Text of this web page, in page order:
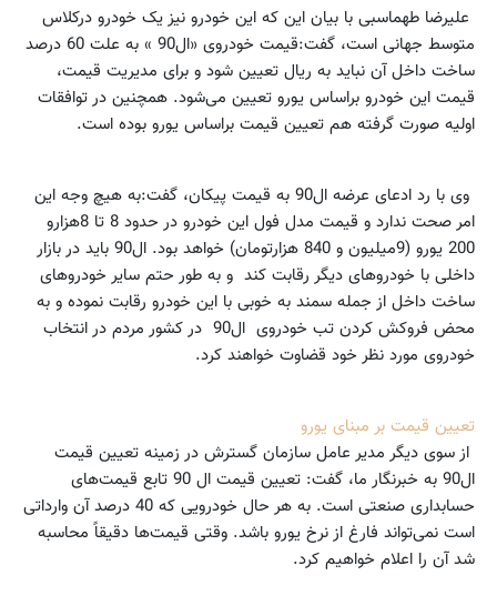
علیرضا طهماسبی با بیان این که این خودرو نیز یک خودرو درکلاس
متوسط جهانی است، گفت:قیمت خودروی «ال90 » به علت 60 درصد
ساخت داخل آن نباید به ریال تعیین شود و برای مدیریت قیمت،
قیمت این خودرو براساس یورو تعیین می‌شود. همچنین در توافقات
اولیه صورت گرفته هم تعیین قیمت براساس یورو بوده است.
وی با رد ادعای عرضه ال90 به قیمت پیکان، گفت:به هیچ وجه این
امر صحت ندارد و قیمت مدل فول این خودرو در حدود 8 تا 8هزارو
200 یورو (9میلیون و 840 هزارتومان) خواهد بود. ال90 باید در بازار
داخلی با خودروهای دیگر رقابت کند و به طور حتم سایر خودروهای
ساخت داخل از جمله سمند به خوبی با این خودرو رقابت نموده و به
محض فروکش کردن تب خودروی ال90 در کشور مردم در انتخاب
خودروی مورد نظر خود قضاوت خواهند کرد.
تعیین قیمت بر مبنای یورو
از سوی دیگر مدیر عامل سازمان گسترش در زمینه تعیین قیمت
ال90 به خبرنگار ما، گفت: تعیین قیمت ال 90 تابع قیمت‌های
حسابداری صنعتی است. به هر حال خودرویی که 40 درصد آن وارداتی
است نمی‌تواند فارغ از نرخ یورو باشد. وقتی قیمت‌ها دقیقاً محاسبه
شد آن را اعلام خواهیم کرد.